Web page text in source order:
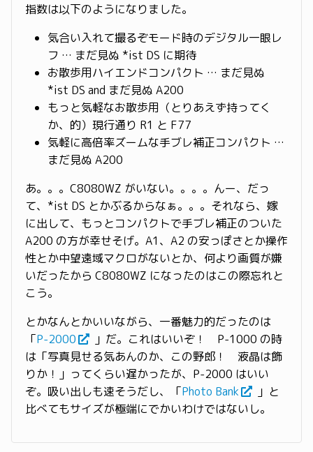
指数は以下のようになりました。
気合い入れて撮るぞモード時のデジタル一眼レ
フ … まだ見ぬ *ist DS に期待
お散歩用ハイエンドコンパクト … まだ見ぬ
*ist DS and まだ見ぬ A200
もっと気軽なお散歩用（とりあえず持ってく
か、的）現行通り R1 と F77
気軽に高倍率ズームな手ブレ補正コンパクト …
まだ見ぬ A200
あ。。。C8080WZ がいない。。。。んー、だっ
て、*ist DS とかぶるからなぁ。。。それなら、嫁
に出して、もっとコンパクトで手ブレ補正のついた
A200 の方が幸せそげ。A1、A2 の安っぽさとか操作
性とか中望遠域マクロがないとか、何より画質が嫌
いだったから C8080WZ になったのはこの際忘れと
こう。
とかなんとかいいながら、一番魅力的だったのは
「P-2000
」だ。これはいいぞ！ P-1000 の時
は「写真見せる気あんのか、この野郎！ 液晶は飾
りか！」ってくらい遅かったが、P-2000 はいい
ぞ。吸い出しも速そうだし、「Photo Bank
」と
比べてもサイズが極端にでかいわけではないし。